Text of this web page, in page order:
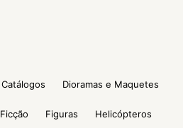
Catálogos Dioramas e Maquetes
Ficção Figuras Helicópteros